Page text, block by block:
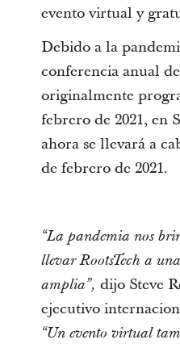
evento virtual y
Debido a la
conferencia anual
originalmente
febrero de 2021, en
ahora se llevará a
de febrero de 2021.
“La pandemia nos
llevar RootsTech a
amplia”, dijo Steve
ejecutivo
“Un evento virtual